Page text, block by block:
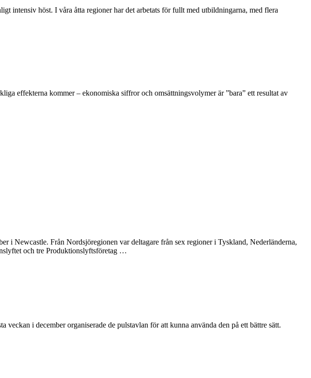
intensiv höst. I våra åtta regioner har det arbetats för fullt med utbildningarna, med flera
effekterna kommer – ekonomiska siffror och omsättningsvolymer är ”bara” ett resultat av
Newcastle. Från Nordsjöregionen var deltagare från sex regioner i Tyskland, Nederländerna,
och tre Produktionslyftsföretag …
i december organiserade de pulstavlan för att kunna använda den på ett bättre sätt.